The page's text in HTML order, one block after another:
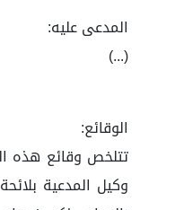
المدعى عليه:
(...)
الوقائع:
تتلخص وقائع هذه
وكيل المدعية